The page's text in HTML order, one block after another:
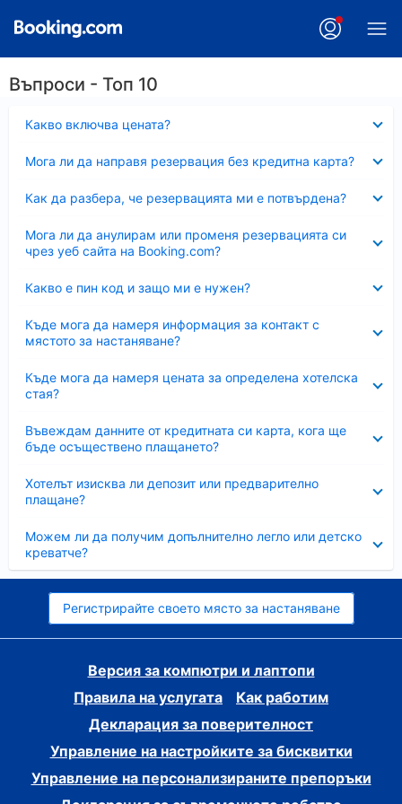
Въпроси - Топ 10
Какво включва цената?
Мога ли да направя резервация без кредитна карта?
Как да разбера, че резервацията ми е потвърдена?
Мога ли да анулирам или променя резервацията си
чрез уеб сайта на Booking.com?
Какво е пин код и защо ми е нужен?
Къде мога да намеря информация за контакт с
мястото за настаняване?
Къде мога да намеря цената за определена хотелска
стая?
Въвеждам данните от кредитната си карта, кога ще
бъде осъществено плащането?
Хотелът изисква ли депозит или предварително
плащане?
Можем ли да получим допълнително легло или детско
креватче?
Регистрирайте своето място за настаняване
Версия за компютри и лаптопи
Правила на услугата
Как работим
Декларация за поверителност
Управление на настройките за бисквитки
Управление на персонализираните препоръки